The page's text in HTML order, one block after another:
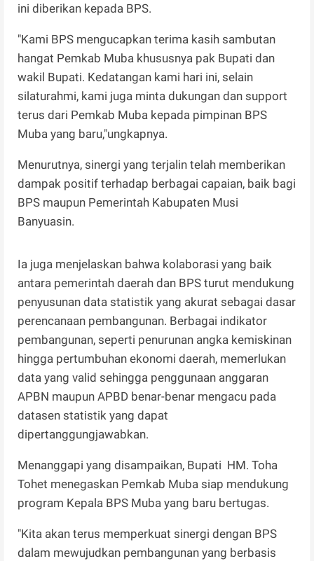
ini diberikan kepada BPS.
"Kami BPS mengucapkan terima kasih sambutan
hangat Pemkab Muba khususnya pak Bupati dan
wakil Bupati. Kedatangan kami hari ini, selain
silaturahmi, kami juga minta dukungan dan support
terus dari Pemkab Muba kepada pimpinan BPS
Muba yang baru,"ungkapnya.
Menurutnya, sinergi yang terjalin telah memberikan
dampak positif terhadap berbagai capaian, baik bagi
BPS maupun Pemerintah Kabupaten Musi
Banyuasin.
Ia juga menjelaskan bahwa kolaborasi yang baik
antara pemerintah daerah dan BPS turut mendukung
penyusunan data statistik yang akurat sebagai dasar
perencanaan pembangunan. Berbagai indikator
pembangunan, seperti penurunan angka kemiskinan
hingga pertumbuhan ekonomi daerah, memerlukan
data yang valid sehingga penggunaan anggaran
APBN maupun APBD benar-benar mengacu pada
datasen statistik yang dapat
dipertanggungjawabkan.
Menanggapi yang disampaikan, Bupati HM. Toha
Tohet menegaskan Pemkab Muba siap mendukung
program Kepala BPS Muba yang baru bertugas.
"Kita akan terus memperkuat sinergi dengan BPS
dalam mewujudkan pembangunan yang berbasis